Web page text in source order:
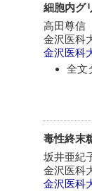
細胞内グ
高田尊信
金沢医科
金沢医科
全文
毒性終末
坂井亜紀
金沢医科
金沢医科